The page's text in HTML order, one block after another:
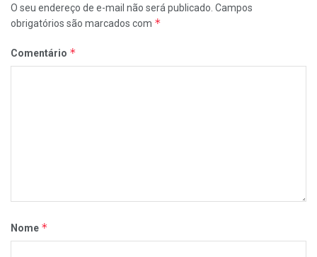
O seu endereço de e-mail não será publicado. Campos
obrigatórios são marcados com *
Comentário *
Nome *